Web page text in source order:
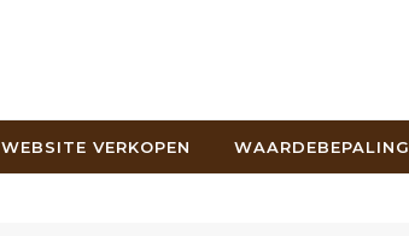
WEBSITE VERKOPEN WAARDEBEPALING